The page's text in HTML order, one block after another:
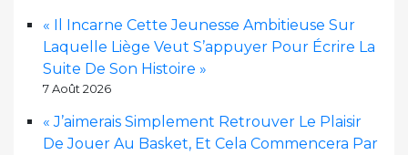
« Il Incarne Cette Jeunesse Ambitieuse Sur
Laquelle Liège Veut S’appuyer Pour Écrire La
Suite De Son Histoire »
7 Août 2026
« J’aimerais Simplement Retrouver Le Plaisir
De Jouer Au Basket, Et Cela Commencera Par